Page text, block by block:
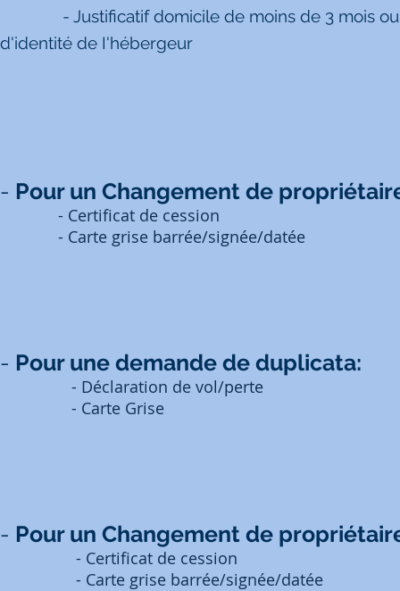
- Justificatif domicile de moins de 3 mois ou
d'identité de I'hébergeur
- Pour un Changement de
- Certificat de cession
- Carte grise barrée/signée/datée
- Pour une demande de duplicata:
- Déclaration de vol/perte
- Carte Grise
- Pour un Changement de
- Certificat de cession
- Carte grise barrée/signée/datée